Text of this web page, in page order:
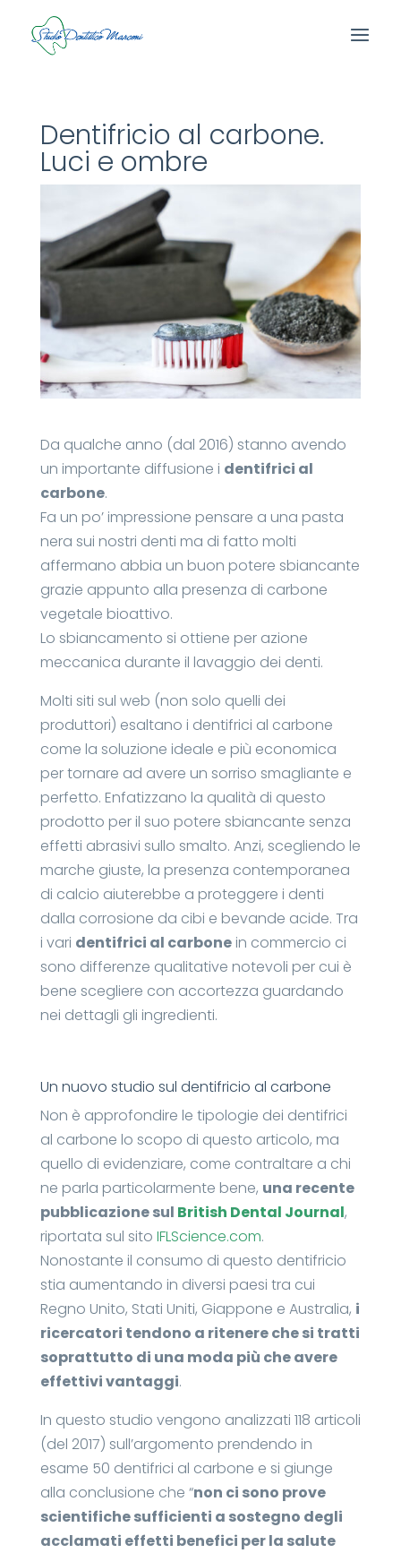
Dentifricio al carbone.
Luci e ombre
Da qualche anno (dal 2016) stanno avendo
un importante diffusione i dentifrici al
carbone.
Fa un po’ impressione pensare a una pasta
nera sui nostri denti ma di fatto molti
affermano abbia un buon potere sbiancante
grazie appunto alla presenza di carbone
vegetale bioattivo.
Lo sbiancamento si ottiene per azione
meccanica durante il lavaggio dei denti.
Molti siti sul web (non solo quelli dei
produttori) esaltano i dentifrici al carbone
come la soluzione ideale e più economica
per tornare ad avere un sorriso smagliante e
perfetto. Enfatizzano la qualità di questo
prodotto per il suo potere sbiancante senza
effetti abrasivi sullo smalto. Anzi, scegliendo le
marche giuste, la presenza contemporanea
di calcio aiuterebbe a proteggere i denti
dalla corrosione da cibi e bevande acide. Tra
i vari dentifrici al carbonein commercio ci
sono differenze qualitative notevoli per cui è
bene scegliere con accortezza guardando
nei dettagli gli ingredienti.
Un nuovo studio sul dentifricio al carbone
Non è approfondire le tipologie dei dentifrici
al carbone lo scopo di questo articolo, ma
quello di evidenziare, come contraltare a chi
ne parla particolarmente bene, una recente
pubblicazione sul British Dental Journal,
riportata sul sito IFLScience.com.
Nonostante il consumo di questo dentifricio
stia aumentando in diversi paesi tra cui
Regno Unito, Stati Uniti, Giappone e Australia, i
ricercatori tendono a ritenere che si tratti
soprattutto di una moda più che avere
effettivi vantaggi.
In questo studio vengono analizzati 118 articoli
(del 2017) sull’argomento prendendo in
esame 50 dentifrici al carbone e si giunge
alla conclusione che “non ci sono prove
scientifiche sufficienti a sostegno degli
acclamati effetti benefici per la salute